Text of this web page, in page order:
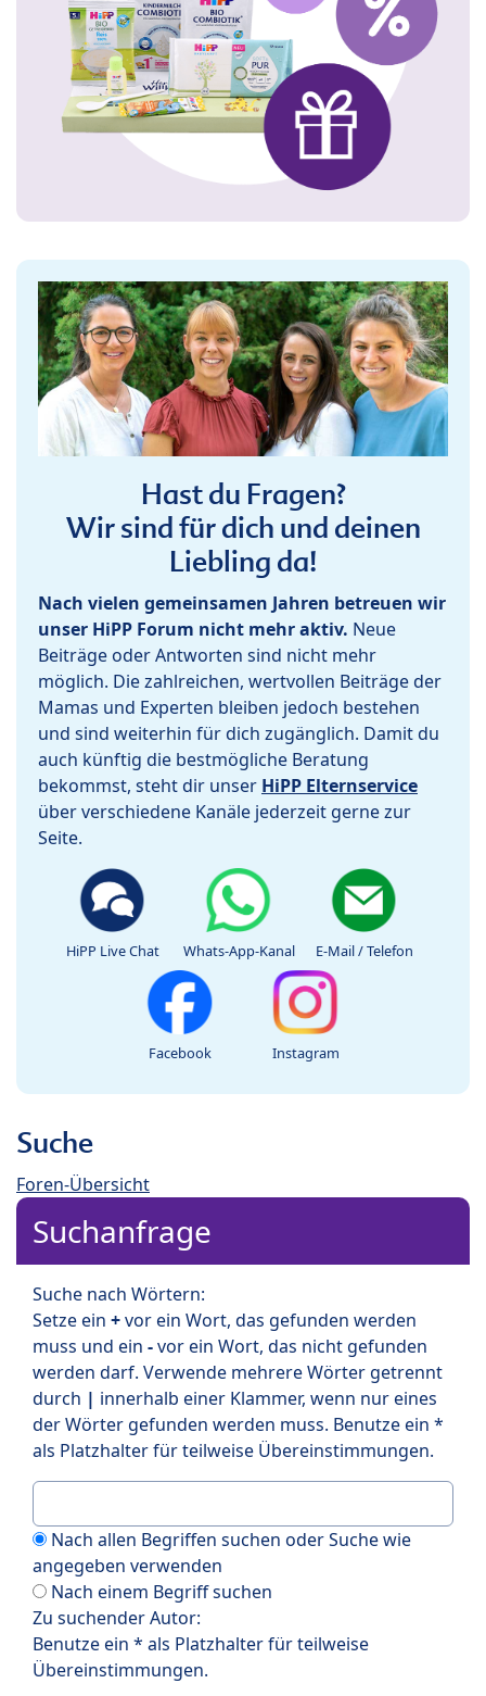
Hast du Fragen?
Wir sind für dich und deinen
Liebling da!
Nach vielen gemeinsamen Jahren betreuen wir
unser HiPP Forum nicht mehr aktiv. Neue
Beiträge oder Antworten sind nicht mehr
möglich. Die zahlreichen, wertvollen Beiträge der
Mamas und Experten bleiben jedoch bestehen
und sind weiterhin für dich zugänglich. Damit du
auch künftig die bestmögliche Beratung
bekommst, steht dir unser HiPP Elternservice
über verschiedene Kanäle jederzeit gerne zur
Seite.
HiPP Live Chat Whats-App-Kanal E-Mail / Telefon
Facebook Instagram
Suche
Foren-Übersicht
Suchanfrage
Suche nach Wörtern:
Setze ein +vor ein Wort, das gefunden werden
muss und ein -vor ein Wort, das nicht gefunden
werden darf. Verwende mehrere Wörter getrennt
durch | innerhalb einer Klammer, wenn nur eines
der Wörter gefunden werden muss. Benutze ein *
als Platzhalter für teilweise Übereinstimmungen.
Nach allen Begriffen suchen oder Suche wie
angegeben verwenden
Nach einem Begriff suchen
Zu suchender Autor:
Benutze ein * als Platzhalter für teilweise
Übereinstimmungen.